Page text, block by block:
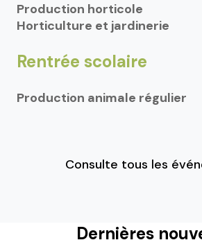
Production horticole
Horticulture et jardinerie
Rentrée scolaire
Production animale régulier
Consulte tous les
Dernières